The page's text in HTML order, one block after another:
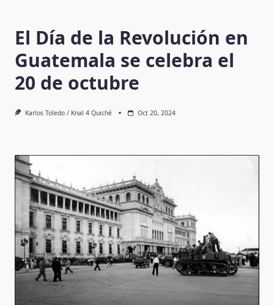
El Día de la Revolución en
Guatemala se celebra el
20 de octubre
Karlos Toledo / Knal 4 Quiché Oct 20, 2024